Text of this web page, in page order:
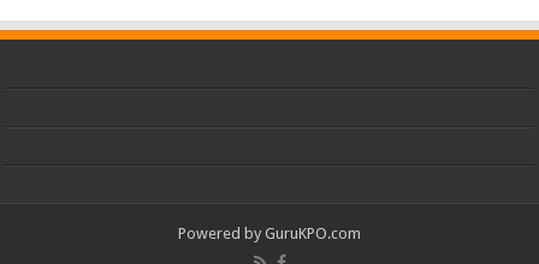
Powered by GuruKPO.com